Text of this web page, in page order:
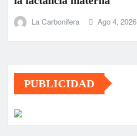
La Carbonifera Ago 4, 2026
PUBLICIDAD